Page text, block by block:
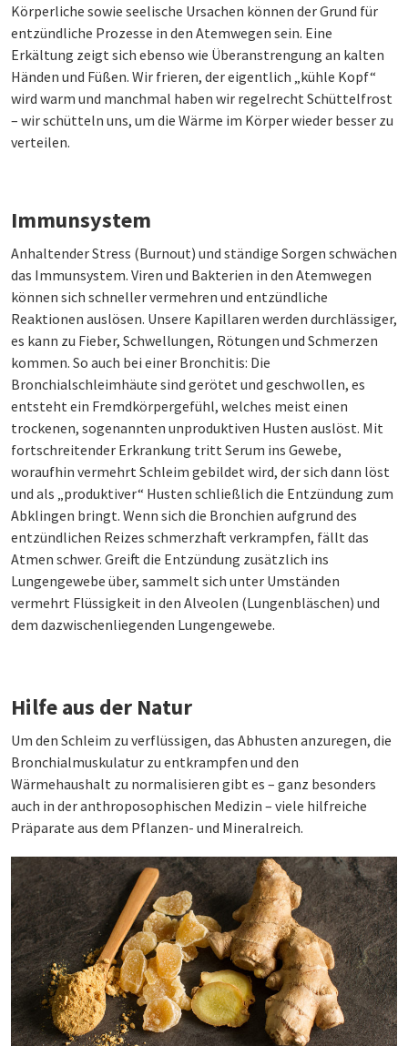
Körperliche sowie seelische Ursachen können der Grund für
entzündliche Prozesse in den Atemwegen sein. Eine
Erkältung zeigt sich ebenso wie Überanstrengung an kalten
Händen und Füßen. Wir frieren, der eigentlich „kühle Kopf“
wird warm und manchmal haben wir regelrecht Schüttelfrost
– wir schütteln uns, um die Wärme im Körper wieder besser zu
verteilen.
Immunsystem
Anhaltender Stress (Burnout) und ständige Sorgen schwächen
das Immunsystem. Viren und Bakterien in den Atemwegen
können sich schneller vermehren und entzündliche
Reaktionen auslösen. Unsere Kapillaren werden durchlässiger,
es kann zu Fieber, Schwellungen, Rötungen und Schmerzen
kommen. So auch bei einer Bronchitis: Die
Bronchialschleimhäute sind gerötet und geschwollen, es
entsteht ein Fremdkörpergefühl, welches meist einen
trockenen, sogenannten unproduktiven Husten auslöst. Mit
fortschreitender Erkrankung tritt Serum ins Gewebe,
woraufhin vermehrt Schleim gebildet wird, der sich dann löst
und als „produktiver“ Husten schließlich die Entzündung zum
Abklingen bringt. Wenn sich die Bronchien aufgrund des
entzündlichen Reizes schmerzhaft verkrampfen, fällt das
Atmen schwer. Greift die Entzündung zusätzlich ins
Lungengewebe über, sammelt sich unter Umständen
vermehrt Flüssigkeit in den Alveolen (Lungenbläschen) und
dem dazwischenliegenden Lungengewebe.
Hilfe aus der Natur
Um den Schleim zu verflüssigen, das Abhusten anzuregen, die
Bronchialmuskulatur zu entkrampfen und den
Wärmehaushalt zu normalisieren gibt es – ganz besonders
auch in der anthroposophischen Medizin – viele hilfreiche
Präparate aus dem Pflanzen- und Mineralreich.